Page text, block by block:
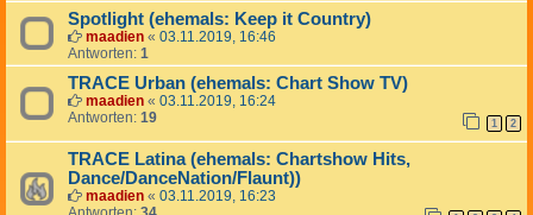
Spotlight (ehemals: Keep it Country)
maadien « 03.11.2019, 16:46
Antworten: 1
TRACE Urban (ehemals: Chart Show TV)
maadien « 03.11.2019, 16:24
Antworten: 19 1 2
TRACE Latina (ehemals: Chartshow Hits,
Dance/DanceNation/Flaunt))
maadien « 03.11.2019, 16:23